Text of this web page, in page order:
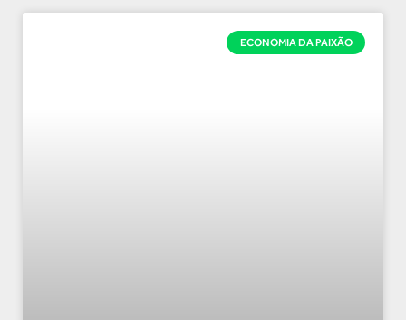
ECONOMIA DA PAIXÃO